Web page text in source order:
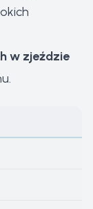
w zjeździe